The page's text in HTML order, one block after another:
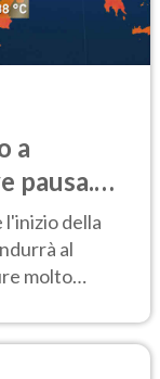
a
pausa.
l'inizio della
al
molto